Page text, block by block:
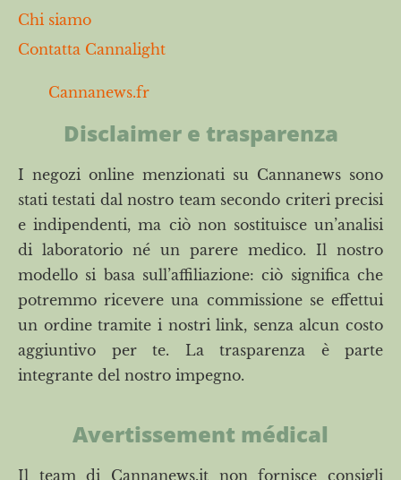
Chi siamo
Contatta Cannalight
Cannanews.fr
Disclaimer e trasparenza
I negozi online menzionati su Cannanews sono
stati testati dal nostro team secondo criteri precisi
e indipendenti, ma ciò non sostituisce un’analisi
di laboratorio né un parere medico. Il nostro
modello si basa sull’affiliazione: ciò significa che
potremmo ricevere una commissione se effettui
un ordine tramite i nostri link, senza alcun costo
aggiuntivo per te. La trasparenza è parte
integrante del nostro impegno.
Avertissement médical
Il team di Cannanews.it non fornisce consigli